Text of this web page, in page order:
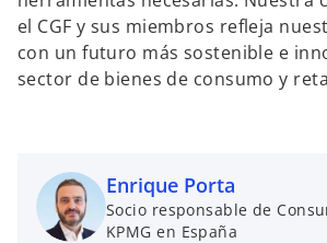
el CGF y sus miembros refleja
con un futuro más sostenible e
sector de bienes de consumo y
Enrique Porta
Socio responsable de
KPMG en España